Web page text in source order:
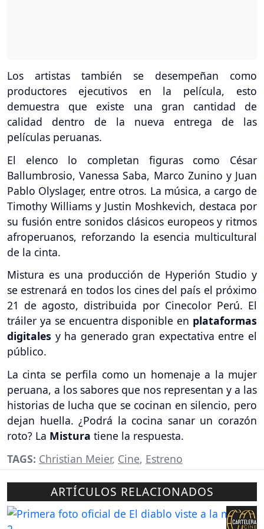
Los artistas también se desempeñan como
productores ejecutivos en la película, esto
demuestra que existe una gran cantidad de
calidad dentro de la nueva entrega de las
películas peruanas.
El elenco lo completan figuras como César
Ballumbrosio, Vanessa Saba, Marco Zunino y Juan
Pablo Olyslager, entre otros. La música, a cargo de
Timothy Williams y Justin Moshkevich, destaca por
su fusión entre sonidos clásicos europeos y ritmos
afroperuanos, reforzando la esencia multicultural
de la cinta.
Mistura es una producción de Hyperión Studio y
se estrenará en todos los cines del país el próximo
21 de agosto, distribuida por Cinecolor Perú. El
tráiler ya se encuentra disponible en plataformas
digitales y ha generado gran expectativa entre el
público.
La cinta se perfila como un homenaje a la mujer
peruana, a los sabores que nos representan y a las
historias de lucha que se cocinan en silencio, pero
dejan huella. ¿Podrá la cocina sanar un corazón
roto? La Mistura tiene la respuesta.
TAGS: Christian Meier, Cine, Estreno
ARTÍCULOS RELACIONADOS